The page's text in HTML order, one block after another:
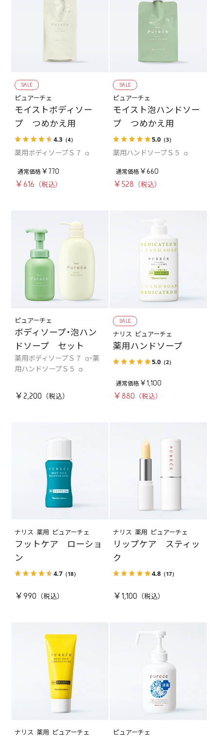
SALE
ピュアーチェ
モイストボディソー
プ つめかえ用
4.3 （4）
薬用ボディソープＳ７ a
￥770
￥616
SALE
ピュアーチェ
モイスト泡ハンドソー
プ つめかえ用
5.0（3）
薬用ハンドソープＳ５ a
￥660
￥528
ピュアーチェ
ボディソープ・泡ハン
ドソープ セット
薬用ボディソープＳ７ a・薬
用ハンドソープＳ５ a
￥2,200
SALE
ナリス ピュアーチェ
薬用ハンドソープ
5.0（2）
￥1,100
￥880
ナリス 薬用 ピュアーチェ
フットケア ローショ
ン
4.7 （18）
￥990
ナリス 薬用 ピュアーチェ
リップケア スティッ
ク
4.8（17）
￥1,100
ナリス 薬用 ピュアーチェ ピュアーチェ